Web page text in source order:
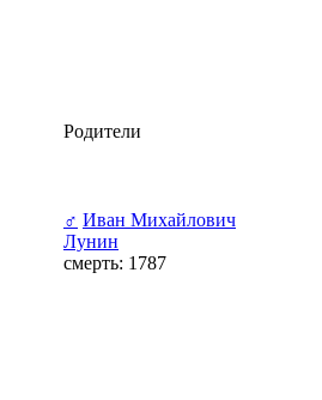
Родители
♂ Иван Михайлович
Лунин
смерть: 1787